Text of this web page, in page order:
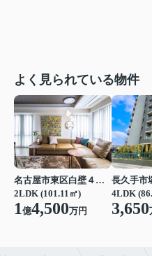
よく見られている物件
名古屋市東区白壁４丁目
2LDK (101.11㎡)
1億4,500万円
長久手市
4LDK
3,650